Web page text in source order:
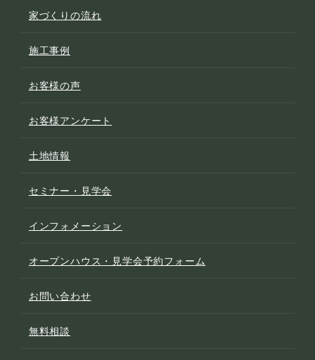
家づくりの流れ
施工事例
お客様の声
お客様アンケート
土地情報
セミナー・見学会
インフォメーション
オープンハウス・見学会予約フォーム
お問い合わせ
無料相談